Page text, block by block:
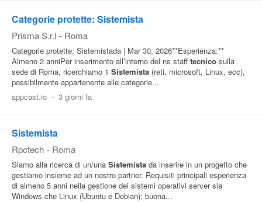
Categorie protette: Sistemista
Prisma S.r.l - Roma
Categorie protette: Sistemistada | Mar 30, 2026**Esperienza:**
Almeno 2 anniPer inserimento all’interno del ns staff tecnico sulla
sede di Roma, ricerchiamo 1 Sistemista (reti, microsoft, Linux, ecc),
possibilmente appartenente alle categorie...
appcast.io - 3 giorni fa
Sistemista
Rpctech - Roma
Siamo alla ricerca di un/una Sistemista da inserire in un progetto che
gestiamo insieme ad un nostro partner. Requisiti principali esperienza
di almeno 5 anni nella gestione dei sistemi operativi server sia
Windows che Linux (Ubuntu e Debian); buona...